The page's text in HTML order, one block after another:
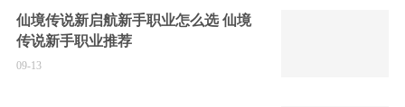
仙境传说新启航新手职业怎么选 仙境
传说新手职业推荐
09-13